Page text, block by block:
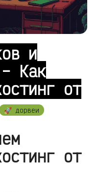
и
Как
от
🚀 дорвеи
от